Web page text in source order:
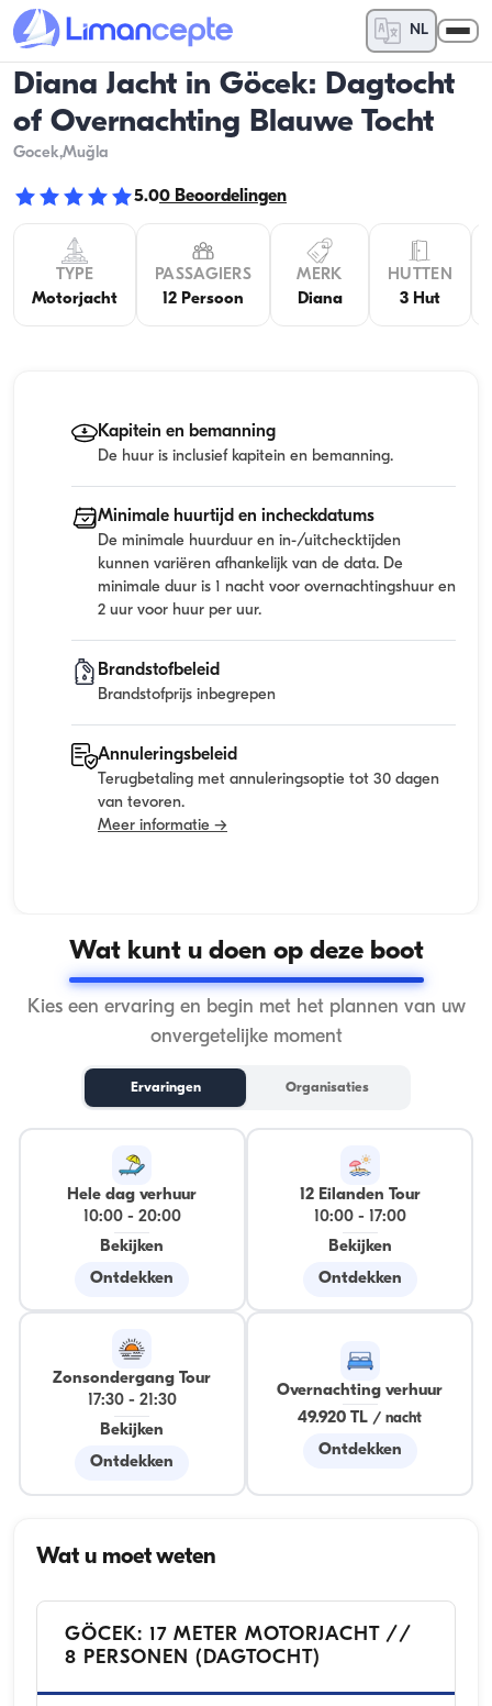
NL
Diana Jacht in Göcek: Dagtocht
of Overnachting Blauwe Tocht
Gocek,Muğla
5.00 Beoordelingen
TYPE
Motorjacht
PASSAGIERS
12 Persoon
MERK
Diana
HUTTEN
3 Hut
Kapitein en bemanning
De huur is inclusief kapitein en bemanning.
Minimale huurtijd en incheckdatums
De minimale huurduur en in-/uitchecktijden
kunnen variëren afhankelijk van de data. De
minimale duur is 1 nacht voor overnachtingshuur en
2 uur voor huur per uur.
Brandstofbeleid
Brandstofprijs inbegrepen
Annuleringsbeleid
Terugbetaling met annuleringsoptie tot 30 dagen
van tevoren.
Meer informatie →
Wat kunt u doen op deze boot
Kies een ervaring en begin met het plannen van uw
onvergetelijke moment
Ervaringen Organisaties
Hele dag verhuur
10:00- 20:00
Bekijken
Ontdekken
12 Eilanden Tour
10:00-
17:00
Bekijken
Ontdekken
Zonsondergang Tour
17:30- 21:30
Bekijken
Ontdekken
Overnachting verhuur
49.920 TL /nacht
Ontdekken
Wat u moet weten
GÖCEK: 17 METER MOTORJACHT //
8 PERSONEN (DAGTOCHT)